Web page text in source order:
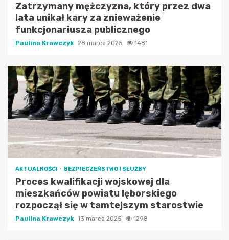
Zatrzymany mężczyzna, który przez dwa
lata unikał kary za znieważenie
funkcjonariusza publicznego
Paulina Krawczyk 28 marca 2025 1481
AKTUALNOŚCI BEZPIECZEŃSTWO I SŁUŻBY
Proces kwalifikacji wojskowej dla
mieszkańców powiatu lęborskiego
rozpoczął się w tamtejszym starostwie
Paulina Krawczyk 13 marca 2025 1298